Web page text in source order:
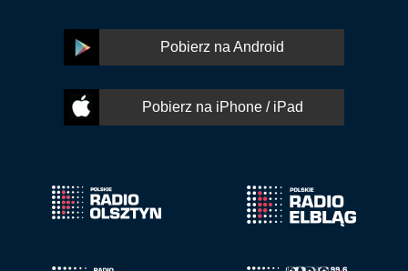
Pobierz na Android
Pobierz na iPhone / iPad